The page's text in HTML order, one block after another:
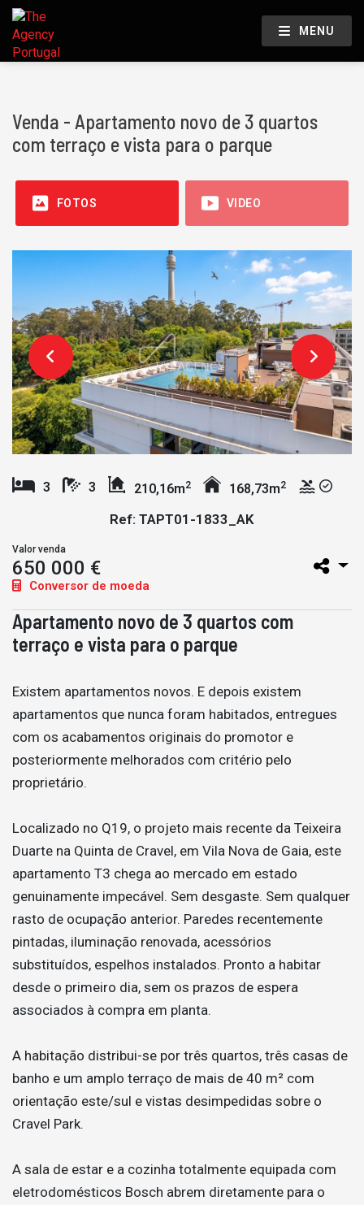
MENU
Venda - Apartamento novo de 3 quartos
com terraço e vista para o parque
FOTOS VIDEO
3 3 210,16m2 168,73m2
Ref: TAPT01-1833_AK
Valor venda
650 000 €
Conversor de moeda
Apartamento novo de 3 quartos com
terraço e vista para o parque
Existem apartamentos novos. E depois existem
apartamentos que nunca foram habitados, entregues
com os acabamentos originais do promotor e
posteriormente melhorados com critério pelo
proprietário.
Localizado no Q19, o projeto mais recente da Teixeira
Duarte na Quinta de Cravel, em Vila Nova de Gaia, este
apartamento T3 chega ao mercado em estado
genuinamente impecável. Sem desgaste. Sem qualquer
rasto de ocupação anterior. Paredes recentemente
pintadas, iluminação renovada, acessórios
substituídos, espelhos instalados. Pronto a habitar
desde o primeiro dia, sem os prazos de espera
associados à compra em planta.
A habitação distribui-se por três quartos, três casas de
banho e um amplo terraço de mais de 40 m² com
orientação este/sul e vistas desimpedidas sobre o
Cravel Park.
A sala de estar e a cozinha totalmente equipada com
eletrodomésticos Bosch abrem diretamente para o